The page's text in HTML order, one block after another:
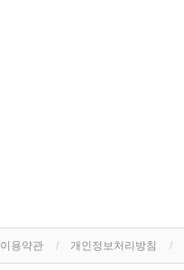
이용약관 개인정보처리방침